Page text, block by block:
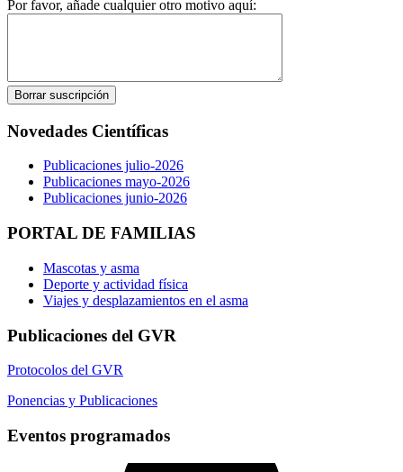
Por favor, añade cualquier otro motivo aquí:
Novedades Científicas
Publicaciones julio-2026
Publicaciones mayo-2026
Publicaciones junio-2026
PORTAL DE FAMILIAS
Mascotas y asma
Deporte y actividad física
Viajes y desplazamientos en el asma
Publicaciones del GVR
Protocolos del GVR
Ponencias y Publicaciones
Eventos programados